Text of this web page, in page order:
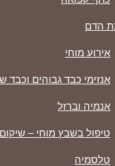
הדם
אירוע מוחי
אנזימי כבד גבוהים וכבד
אנמיה וברזל
טיפול בשבץ מוחי – שיקום
טלסמיה